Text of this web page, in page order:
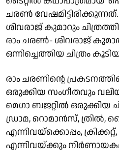
ചരൺ
ശിവരാജ് കുമാറും
രാം ചരൺ- ശിവരാജ് കുമാർ
ഒന്നിച്ചെത്തിയ ചിത്രം
രാം ചരണിന്റെ
ഒരുക്കിയ സംഗീതവും
മെഗാ ബജറ്റിൽ ഒരുക്കിയ
ഡ്രാമ, റൊമാൻസ്, ത്രിൽ,
എന്നിവയ്ക്കൊപ്പം,
എന്നിവയ്ക്കും